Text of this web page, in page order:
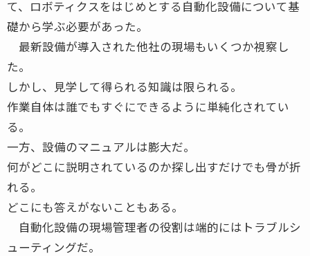
て、ロボティクスをはじめとする自動化設備について基
礎から学ぶ必要があった。
最新設備が導入された他社の現場もいくつか視察し
た。
しかし、見学して得られる知識は限られる。
作業自体は誰でもすぐにできるように単純化されてい
る。
一方、設備のマニュアルは膨大だ。
何がどこに説明されているのか探し出すだけでも骨が折
れる。
どこにも答えがないこともある。
自動化設備の現場管理者の役割は端的にはトラブルシ
ューティングだ。